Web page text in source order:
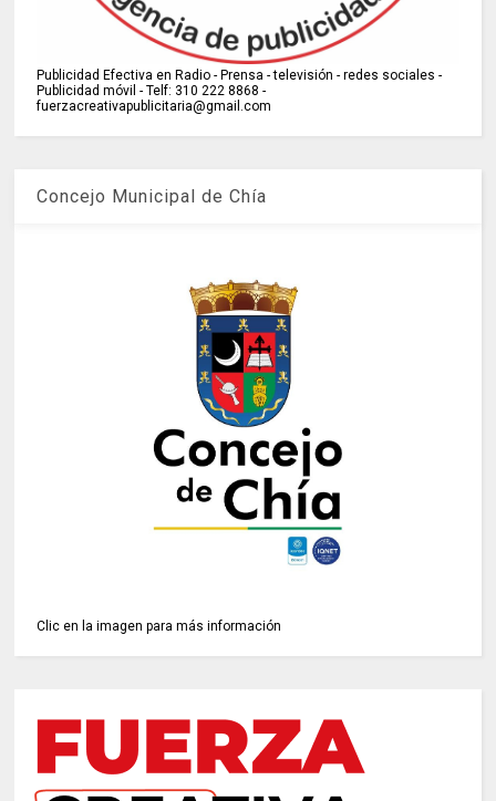
Publicidad Efectiva en Radio - Prensa - televisión - redes sociales -
Publicidad móvil - Telf: 310 222 8868 -
fuerzacreativapublicitaria@gmail.com
Concejo Municipal de Chía
Clic en la imagen para más información